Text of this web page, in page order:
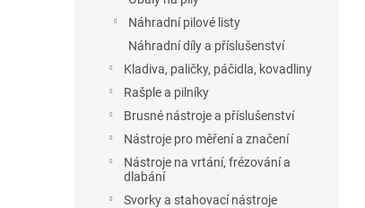
Náhradní pilové listy
Náhradní díly a příslušenství
Kladiva, paličky, páčidla, kovadliny
Rašple a pilníky
Brusné nástroje a příslušenství
Nástroje pro měření a značení
Nástroje na vrtání, frézování a
dlabání
Svorky a stahovací nástroje